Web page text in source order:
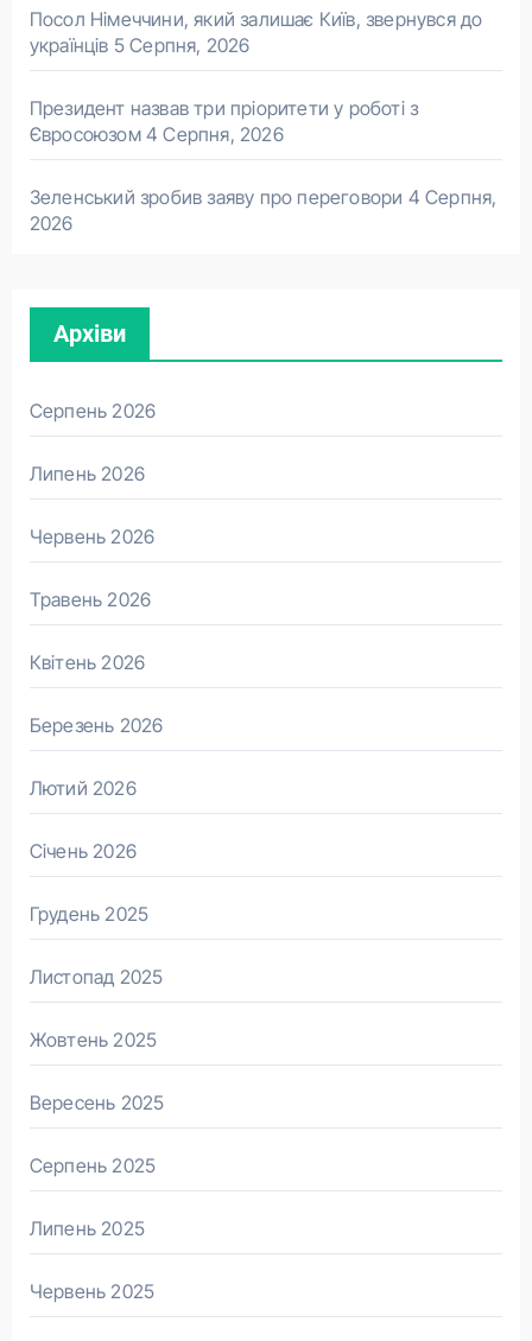
Посол Німеччини, який залишає Київ, звернувся до
українців 5 Серпня, 2026
Президент назвав три пріоритети у роботі з
Євросоюзом 4 Серпня, 2026
Зеленський зробив заяву про переговори 4 Серпня,
2026
Архіви
Серпень 2026
Липень 2026
Червень 2026
Травень 2026
Квітень 2026
Березень 2026
Лютий 2026
Січень 2026
Грудень 2025
Листопад 2025
Жовтень 2025
Вересень 2025
Серпень 2025
Липень 2025
Червень 2025